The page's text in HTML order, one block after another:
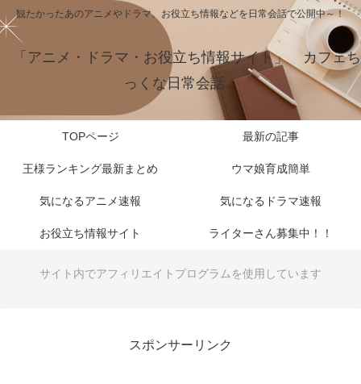
観たかったあのアニメやドラマ、お役立ち情報などを日常会話で公開中～！
「アニメ・ドラマ・お役立ち情報サイト」 カフェち
っくな日常会話
TOPページ 最新の記事
王様ランキング最新まとめ ウマ娘育成簡単
気になるアニメ速報 気になるドラマ速報
お役立ち情報サイト ライターさん募集中！！
サイト内でアフィリエイトプログラムを使用しています
スポンサーリンク